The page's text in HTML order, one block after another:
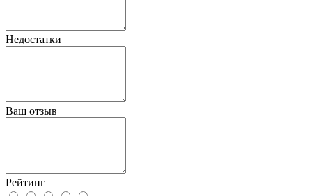
Недостатки
Ваш отзыв
Рейтинг